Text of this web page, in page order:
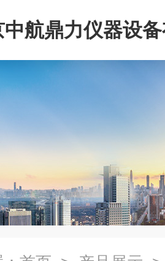
中航鼎力仪器设